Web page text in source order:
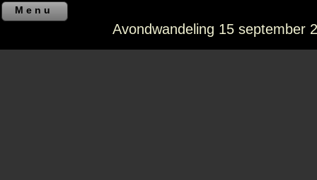
Menu
Avondwandeling 15 september